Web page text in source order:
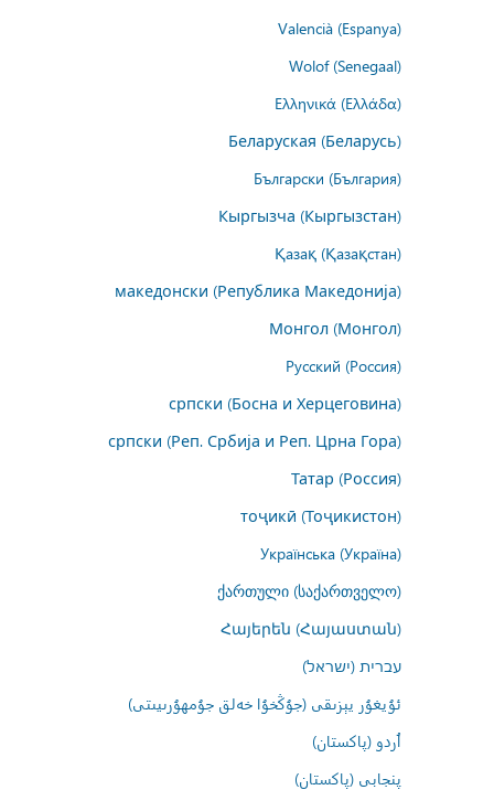
Valencià (Espanya)
Wolof (Senegaal)
Ελληνικά (Ελλάδα)
Беларуская (Беларусь)
Български (България)
Кыргызча (Кыргызстан)
Қазақ (Қазақстан)
македонски (Република Македонија)
Монгол (Монгол)
Русский (Россия)
српски (Босна и Херцеговина)
српски (Реп. Србија и Реп. Црна Гора)
Татар (Россия)
тоҷикӣ (Тоҷикистон)
Українська (Україна)
ქართული (საქართველო)
Հայերեն (Հայաստան)
עברית (ישראל)
ئۇيغۇر يېزىقى (جۇڭخۇا خەلق جۇمھۇرىيىتى)
اُردو (پاکستان)
پنجابی (پاکستان)